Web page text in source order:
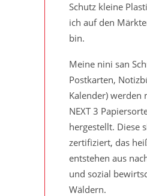
Schutz kleine
ich auf den
bin.
Meine nini san
Postkarten,
Kalender) werden
NEXT 3
hergestellt. Diese
zertifiziert, das
entstehen aus
und sozial
Wäldern.